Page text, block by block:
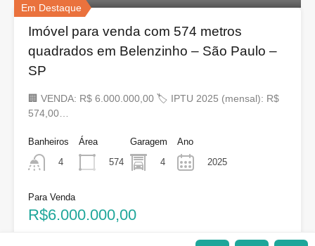
Em Destaque
Imóvel para venda com 574 metros
quadrados em Belenzinho – São Paulo –
SP
🏢 VENDA: R$ 6.000.000,00 🏷 IPTU 2025 (mensal): R$
574,00…
Banheiros
4
Área
574
Garagem
4
Ano
2025
Para Venda
R$6.000.000,00